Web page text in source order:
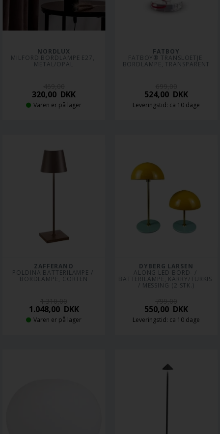
NORDLUX
MILFORD BORDLAMPE E27,
METAL/OPAL
320,00 DKK
Varen er på lager
FATBOY
FATBOY® TRANSLOETJE
BORDLAMPE, TRANSPARENT
524,00 DKK
Leveringstid: ca 10 dage
ZAFFERANO
POLDINA BATTERILAMPE /
BORDLAMPE, CORTEN
1.048,00DKK
Varen er på lager
DYBERG LARSEN
ALONG LED BORD- /
BATTERILAMPE, KARRY/TURKIS
/ MESSING (2 STK.)
550,00 DKK
Leveringstid: ca 10 dage